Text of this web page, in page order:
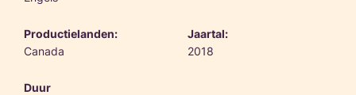
Productielanden:
Canada
Jaartal:
2018
Duur